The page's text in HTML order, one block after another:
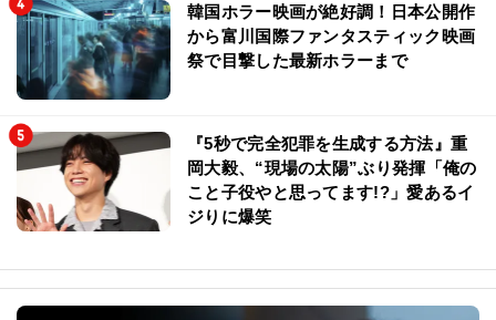
韓国ホラー映画が絶好調！日本公開作
から富川国際ファンタスティック映画
祭で目撃した最新ホラーまで
『5秒で完全犯罪を生成する方法』重
岡大毅、“現場の太陽”ぶり発揮「俺の
こと子役やと思ってます!?」愛あるイ
ジりに爆笑